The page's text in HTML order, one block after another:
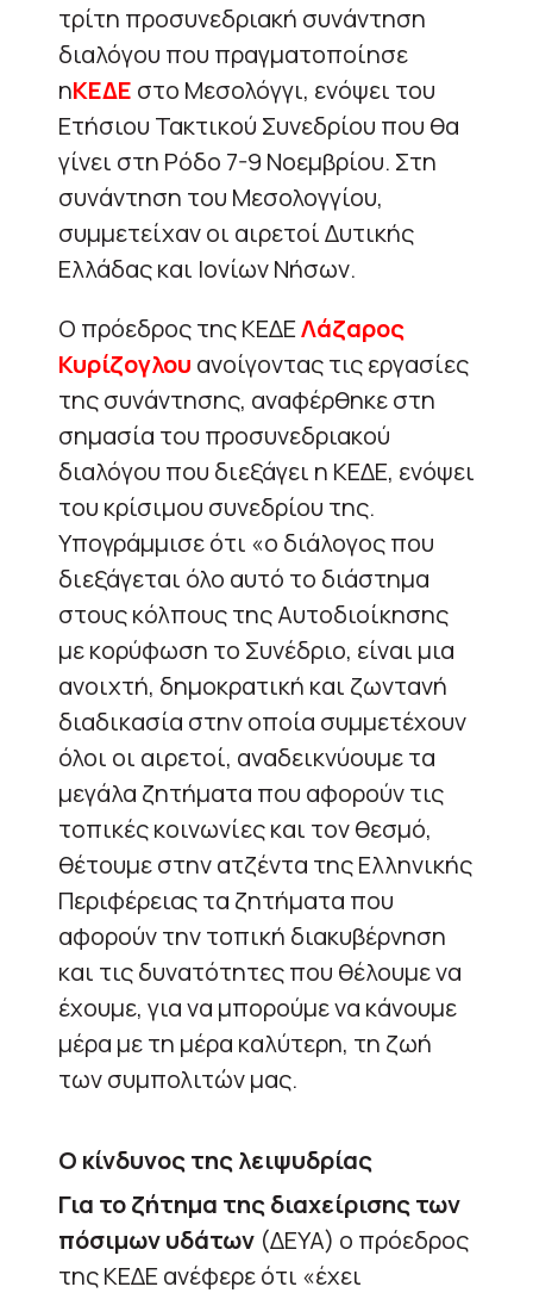
τρίτη προσυνεδριακή συνάντηση
διαλόγου που πραγματοποίησε
ηΚΕΔΕ στο Μεσολόγγι, ενόψει του
Ετήσιου Τακτικού Συνεδρίου που θα
γίνει στη Ρόδο 7-9 Νοεμβρίου. Στη
συνάντηση του Μεσολογγίου,
συμμετείχαν οι αιρετοί Δυτικής
Ελλάδας και Ιονίων Νήσων.
Ο πρόεδρος της ΚΕΔΕΛάζαρος
Κυρίζογλου ανοίγοντας τις εργασίες
της συνάντησης, αναφέρθηκε στη
σημασία του προσυνεδριακού
διαλόγου που διεξάγει η ΚΕΔΕ, ενόψει
του κρίσιμου συνεδρίου της.
Υπογράμμισε ότι «ο διάλογος που
διεξάγεται όλο αυτό το διάστημα
στους κόλπους της Αυτοδιοίκησης
με κορύφωση το Συνέδριο, είναι μια
ανοιχτή, δημοκρατική και ζωντανή
διαδικασία στην οποία συμμετέχουν
όλοι οι αιρετοί, αναδεικνύουμε τα
μεγάλα ζητήματα που αφορούν τις
τοπικές κοινωνίες και τον θεσμό,
θέτουμε στην ατζέντα της Ελληνικής
Περιφέρειας τα ζητήματα που
αφορούν την τοπική διακυβέρνηση
και τις δυνατότητες που θέλουμε να
έχουμε, για να μπορούμε να κάνουμε
μέρα με τη μέρα καλύτερη, τη ζωή
των συμπολιτών μας.
Ο κίνδυνος της λειψυδρίας
Για το ζήτημα της διαχείρισης των
πόσιμων υδάτων (ΔΕΥΑ) ο πρόεδρος
της ΚΕΔΕ ανέφερε ότι «έχει